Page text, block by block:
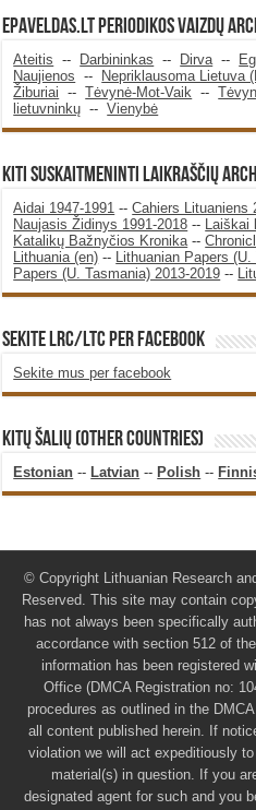
Epaveldas.LT periodikos vaizdų
Ateitis -- Darbininkas -- Dirva --
Naujienos -- Nepriklausoma Lietuva
Žiburiai --Tėvynė-Mot-Vaik --
lietuvninkų --Vienybė
KITI SUSKAITMENINTI LAIKRAŠČIŲ
Aidai 1947-1991 --Cahiers Lituaniens
Naujasis Židinys 1991-2018 -- Laiškai
Katalikų Bažnyčios Kronika --
Lithuania (en) -- Lithuanian Papers
Papers (U. Tasmania) 2013-2019 --
SEKITE LRC/LTC PER FACEBOOK
Sekite mus per facebook
KITŲ ŠALIŲ (OTHER COUNTRIES)
Estonian --Latvian --Polish --
© Copyright Lithuanian Research
Reserved. This site may contain
has not always been specifically
accordance with section 512 of
information has been registered
Office (DMCA Registration no:
procedures as outlined in the
all content published herein. If
violation we will act expeditiously
material(s) in question. If you
designated agent for such and you